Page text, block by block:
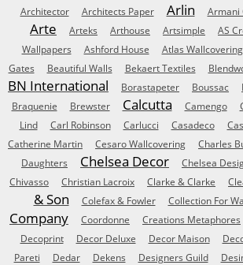
Architector
Architects Paper Arlin Armani
Arte Arteks Arthouse Artsimple AS
Wallpapers
Ashford House Atlas
Gates
Beautiful Walls Bekaert Textiles
BN International Borastapeter Boussac
Braquenie
Brewster Calcutta Camengo
Lind
Carl Robinson Carlucci Casadeco
Catherine Martin
Cesaro Wallcovering Charles
Daughters
Chelsea Decor Chelsea
Chivasso
Christian Lacroix Clarke & Clarke
& Son
Colefax & Fowler Collection For
Company
Coordonne Creations Metaphores
Decoprint
Decor Deluxe Decor Maison
Pareti
Dedar Dekens Designers Guild